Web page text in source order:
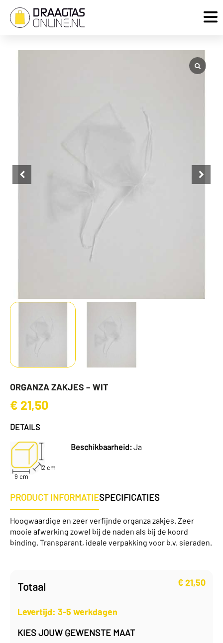
ORGANZA ZAKJES – WIT
€ 21,50
DETAILS
12 cm
9 cm
Beschikbaarheid:Ja
PRODUCT INFORMATIESPECIFICATIES
Hoogwaardige en zeer verfijnde organza zakjes. Zeer
mooie afwerking zowel bij de naden als bij de koord
binding. Transparant, ideale verpakking voor b.v. sieraden.
Totaal €21,50
Levertijd: 3-5 werkdagen
KIES JOUW GEWENSTE MAAT